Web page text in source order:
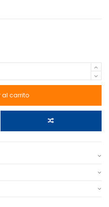
al carrito